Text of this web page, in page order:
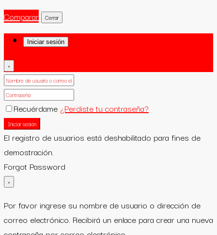
Comparar
Cerrar
Iniciar sesión
×
Recuérdame ¿Perdiste tu contraseña?
Iniciar sesión
El registro de usuarios está deshabilitado para fines de
demostración.
Forgot Password
×
Por favor ingrese su nombre de usuario o dirección de
correo electrónico. Recibirá un enlace para crear una nueva